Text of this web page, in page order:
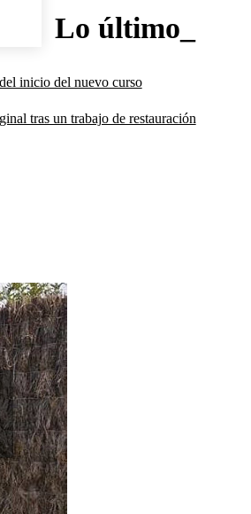
Lo último_
inicio del nuevo curso
tras un trabajo de restauración